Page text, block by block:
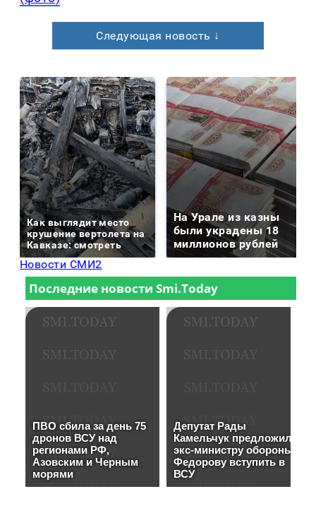
Следующая новость ↓
Как выглядит место
крушение вертолета на
Кавказе: смотреть
На Урале из казны
были украдены 18
миллионов рублей
Новости СМИ2